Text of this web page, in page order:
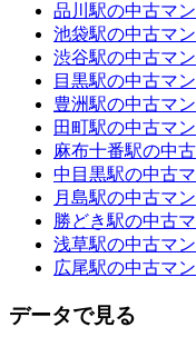
品川駅の中古マ
池袋駅の中古マ
渋谷駅の中古マ
目黒駅の中古マ
豊洲駅の中古マ
田町駅の中古マ
麻布十番駅の中
中目黒駅の中古
月島駅の中古マ
勝どき駅の中古
浅草駅の中古マ
広尾駅の中古マ
データで見る